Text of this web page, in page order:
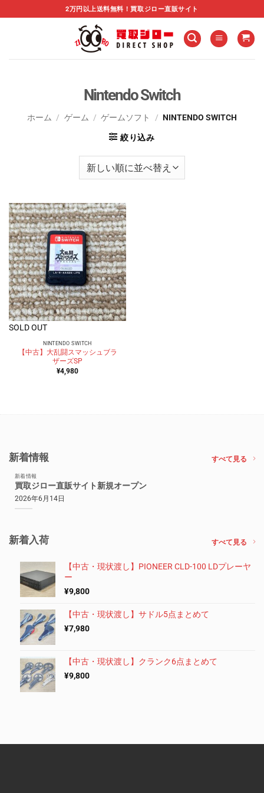
to
2万円以上送料無料！買取ジロー直販サイト
Nintendo Switch
ホーム / ゲーム / ゲームソフト / NINTENDO SWITCH
絞り込み
SOLD OUT
NINTENDO SWITCH
【中古】大乱闘スマッシュブラ
ザーズSP
¥4,980
新着情報 すべて見る
新着情報
買取ジロー直販サイト新規オープン
2026年6月14日
新着入荷 すべて見る
【中古・現状渡し】PIONEER CLD-100 LDプレーヤ
ー
¥9,800
【中古・現状渡し】サドル5点まとめて
¥7,980
【中古・現状渡し】クランク6点まとめて
¥9,800